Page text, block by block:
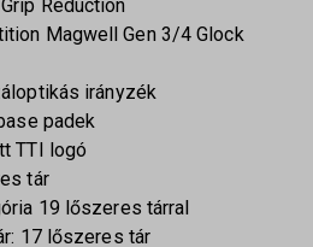
Reduction
Magwell Gen 3/4 Glock
irányzék
padek
TTI logó
tár
19 lőszeres tárral
17 lőszeres tár